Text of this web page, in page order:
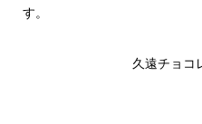
す。
久遠チョコ